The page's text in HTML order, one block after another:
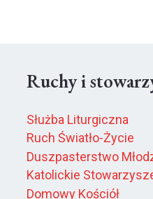
Ruchy i
Służba Liturgiczna
Ruch Światło-Życie
Duszpasterstwo
Katolickie
Domowy Kościół